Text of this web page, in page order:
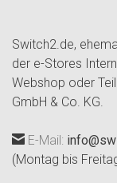
Switch2.de,
der e-Stores
Webshop oder
GmbH & Co. KG.
E-Mail:
(Montag bis